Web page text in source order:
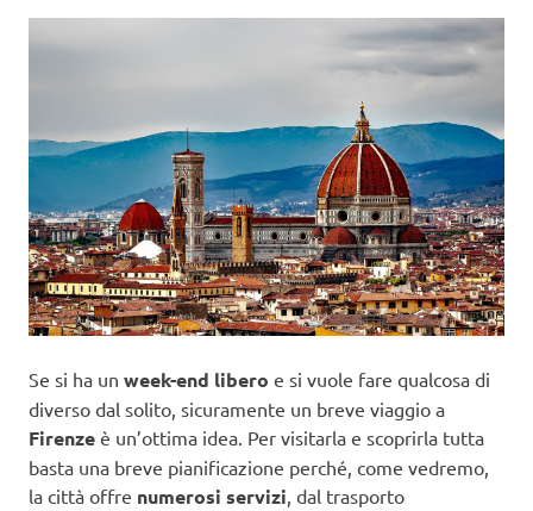
Se si ha un week-end libero e si vuole fare qualcosa di
diverso dal solito, sicuramente un breve viaggio a
Firenze è un’ottima idea. Per visitarla e scoprirla tutta
basta una breve pianificazione perché, come vedremo,
la città offre numerosi servizi, dal trasporto